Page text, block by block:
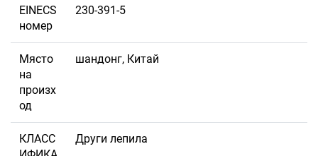
EINECS
номер
230-391-5
Място
на
произх
од
шандонг, Китай
КЛАСС
Други лепила